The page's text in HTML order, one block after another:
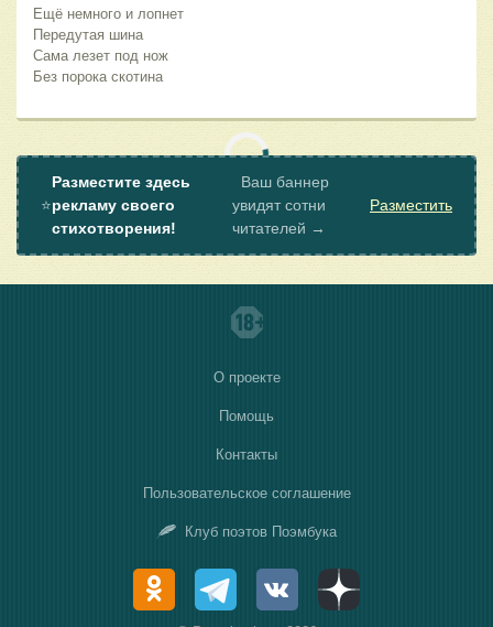
Ещё немного и лопнет
Передутая шина
Сама лезет под нож
Без порока скотина
⭐
Разместите здесь
рекламу своего
стихотворения!
Ваш баннер
увидят сотни
читателей →
Разместить
О проекте
Помощь
Контакты
Пользовательское соглашение
Клуб поэтов Поэмбука